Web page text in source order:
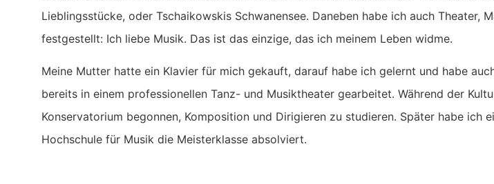
Lieblingsstücke, oder Tschaikowskis Schwanensee. Daneben habe ich auch Theater,
festgestellt: Ich liebe Musik. Das ist das einzige, das ich meinem Leben widme.
Meine Mutter hatte ein Klavier für mich gekauft, darauf habe ich gelernt und habe
bereits in einem professionellen Tanz- und Musiktheater gearbeitet. Während der
Konservatorium begonnen, Komposition und Dirigieren zu studieren. Später habe ich
Hochschule für Musik die Meisterklasse absolviert.